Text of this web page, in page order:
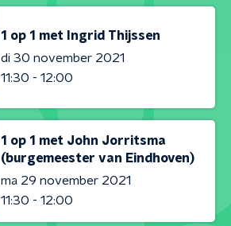
1 op 1 met Ingrid Thijssen
di 30 november 2021
11:30 - 12:00
1 op 1 met John Jorritsma
(burgemeester van Eindhoven)
ma 29 november 2021
11:30 - 12:00